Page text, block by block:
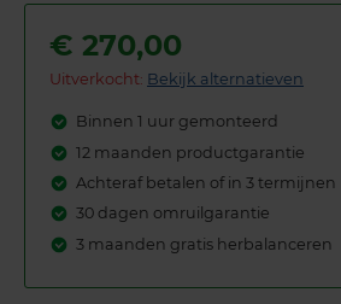
€ 270,00
Uitverkocht: Bekijk alternatieven
Binnen 1 uur gemonteerd
12 maanden productgarantie
Achteraf betalen of in 3 termijnen
30 dagen omruilgarantie
3 maanden gratis herbalanceren